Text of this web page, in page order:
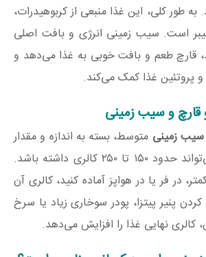
طور کلی، این غذا منبعی از کربوهیدرات،
است. سیب زمینی انرژی و بافت اصلی
قارچ طعم و بافت خوبی به غذا می‌دهد و
پروتئین غذا کمک می‌کند.
قارچ و سیب زمینی
سیب زمینی متوسط، بسته به اندازه و مقدار
روغن جذب‌شده، می‌تواند حدود ۱۵۰ تا ۲۵۰ کالری داشته باشد.
در فر یا در هواپز آماده کنید، کالری آن
پنیر پیتزا، پودر سوخاری زیاد یا سرخ
کالری نهایی غذا را افزایش می‌دهد.